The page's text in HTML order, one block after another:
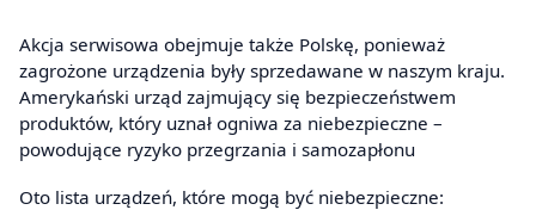
Akcja serwisowa obejmuje także Polskę, ponieważ
zagrożone urządzenia były sprzedawane w naszym kraju.
Amerykański urząd zajmujący się bezpieczeństwem
produktów, który uznał ogniwa za niebezpieczne –
powodujące ryzyko przegrzania i samozapłonu
Oto lista urządzeń, które mogą być niebezpieczne: